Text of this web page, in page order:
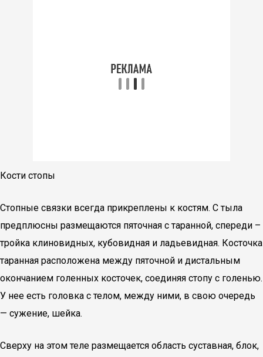
Кости стопы
Стопные связки всегда прикреплены к костям. С тыла
предплюсны размещаются пяточная с таранной, спереди –
тройка клиновидных, кубовидная и ладьевидная. Косточка
таранная расположена между пяточной и дистальным
окончанием голенных косточек, соединяя стопу с голенью.
У нее есть головка с телом, между ними, в свою очередь
— сужение, шейка.
Сверху на этом теле размещается область суставная, блок,